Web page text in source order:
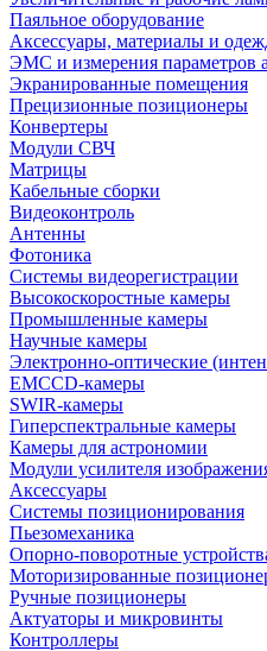
Паяльное оборудование
Аксессуары, материалы и
ЭМС и измерения параметров
Экранированные помещения
Прецизионные позиционеры
Конвертеры
Модули СВЧ
Матрицы
Кабельные сборки
Видеоконтроль
Антенны
Фотоника
Cистемы видеорегистрации
Высокоскоростные камеры
Промышленные камеры
Научные камеры
Электронно-оптические
EMCCD-камеры
SWIR-камеры
Гиперспектральные камеры
Камеры для астрономии
Модули усилителя
Аксессуары
Системы позиционирования
Пьезомеханика
Опорно-поворотные
Моторизированные
Ручные позиционеры
Актуаторы и микровинты
Контроллеры